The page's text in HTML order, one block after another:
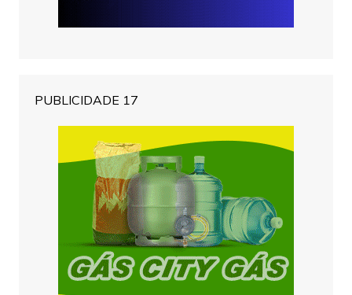
PUBLICIDADE 17